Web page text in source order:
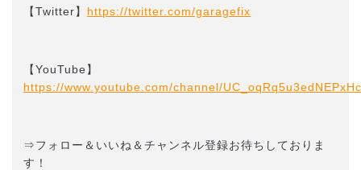
【Twitter】 https://twitter.com/garagefix
【YouTube】
https://www.youtube.com/channel/
⇒フォロー＆いいね＆チャンネル登録お待ちしておりま
す！